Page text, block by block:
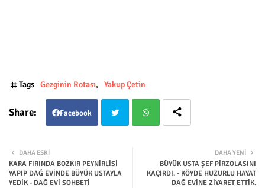
Tags Gezginin Rotası Yakup Çetin
Facebook
ter
DAHA YENI
BÜYÜK USTA ŞEF PİRZOLASINI
KAÇIRDI. - KÖYDE HUZURLU HAYAT
DAĞ EVİNE ZİYARET ETTİK.
DAHA ESKI
KARA FIRINDA BOZKIR PEYNİRLİSİ
YAPIP DAĞ EVİNDE BÜYÜK USTAYLA
YEDİK - DAĞ EVİ SOHBETİ